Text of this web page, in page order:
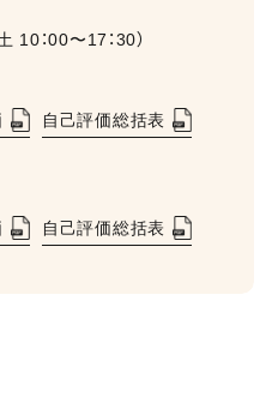
：00〜17：30）
自己評価総括表
自己評価総括表